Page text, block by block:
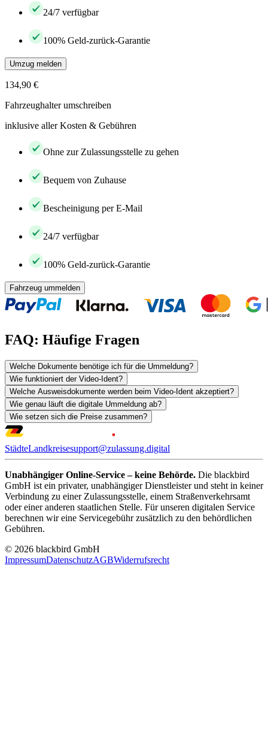
24/7 verfügbar
100% Geld-zurück-Garantie
Umzug melden
134,90 €
Fahrzeughalter umschreiben
inklusive aller Kosten & Gebühren
Ohne zur Zulassungsstelle zu gehen
Bequem von Zuhause
Bescheinigung per E-Mail
24/7 verfügbar
100% Geld-zurück-Garantie
Fahrzeug ummelden
FAQ: Häufige Fragen
Welche Dokumente benötige ich für die Ummeldung?
Wie funktioniert der Video-Ident?
Welche Ausweisdokumente werden beim Video-Ident akzeptiert?
Wie genau läuft die digitale Ummeldung ab?
Wie setzen sich die Preise zusammen?
StädteLandkreisesupport@zulassung.digital
Unabhängiger Online-Service – keine Behörde. Die blackbird
GmbH ist ein privater, unabhängiger Dienstleister und steht in keiner
Verbindung zu einer Zulassungsstelle, einem Straßenverkehrsamt
oder einer anderen staatlichen Stelle. Für unseren digitalen Service
berechnen wir eine Servicegebühr zusätzlich zu den behördlichen
Gebühren.
© 2026 blackbird GmbH
ImpressumDatenschutzAGBWiderrufsrecht